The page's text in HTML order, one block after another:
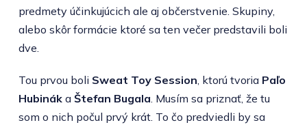
predmety účinkujúcich ale aj občerstvenie. Skupiny,
alebo skôr formácie ktoré sa ten večer predstavili boli
dve.
Tou prvou boli Sweat Toy Session , ktorú tvoria Paľo
Hubináka Štefan Bugala . Musím sa priznať, že tu
som o nich počul prvý krát. To čo predviedli by sa